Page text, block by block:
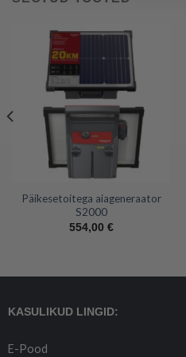
Päikesetoitega aiageneraator
S2000
554,00 €
KASULIKUD LINGID:
E-Pood